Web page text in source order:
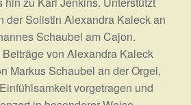
der Solistin Alexandra Kaleck an
Schaubel am Cajon.
von Alexandra Kaleck
Markus Schaubel an der Orgel,
vorgetragen und